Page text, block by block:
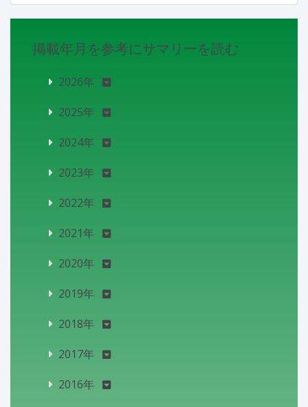
掲載年月を参考にサマリーを読む
2026年
2025年
2024年
2023年
2022年
2021年
2020年
2019年
2018年
2017年
2016年